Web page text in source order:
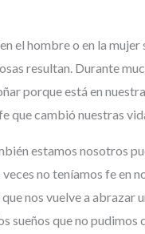
el hombre o en la
resultan. Durante
porque está en
que cambió nuestras
estamos nosotros
no teníamos fe
nos vuelve a
sueños que no